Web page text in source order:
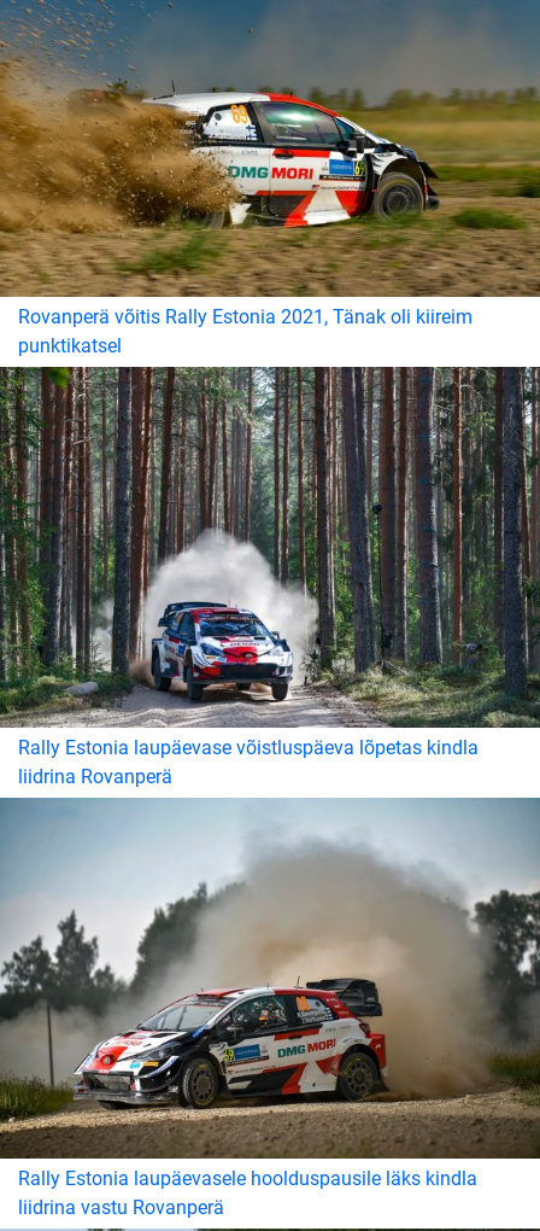
Rovanperä võitis Rally Estonia 2021, Tänak oli kiireim
punktikatsel
Rally Estonia laupäevase võistluspäeva lõpetas kindla
liidrina Rovanperä
Rally Estonia laupäevasele hoolduspausile läks kindla
liidrina vastu Rovanperä